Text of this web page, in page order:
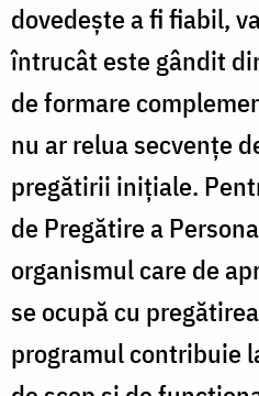
dovedește a fi fiabil,
întrucât este gândit
de formare
nu ar relua secvențe
pregătirii inițiale.
de Pregătire a
organismul care de
se ocupă cu
programul contribuie